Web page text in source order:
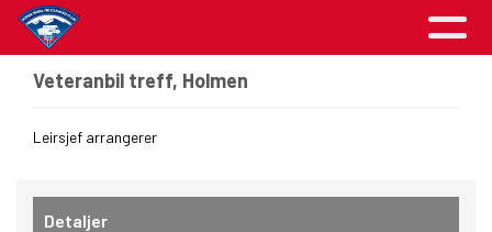
Veteranbil treff, Holmen
Leirsjef arrangerer
Detaljer